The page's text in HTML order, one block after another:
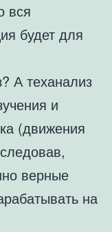
вся
будет для
А теханализ
и
(движения
верные
на